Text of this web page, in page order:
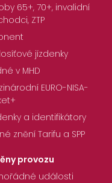
65+, 70+, invalidní
ZTP
jízdenky
v MHD
EURO-NISA-
a identifikátory
znění Tarifu a SPP
provozu
události